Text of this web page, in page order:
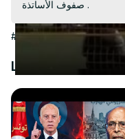
صفوف الأساتذة .
#People & Society
Latest Videos